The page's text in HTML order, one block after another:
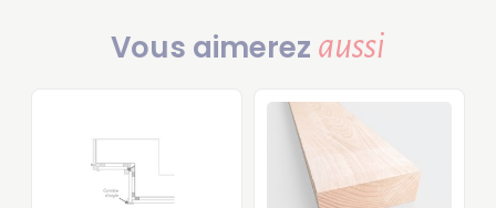
Vous aimerez aussi